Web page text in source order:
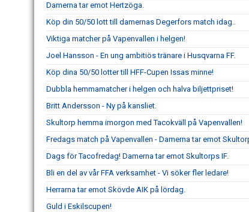
Damerna tar emot Hertzöga.
Köp din 50/50 lott till damernas Degerfors match idag..
Viktiga matcher på Vapenvallen i helgen!
Joel Hansson - En ung ambitiös tränare i Husqvarna FF.
Köp dina 50/50 lotter till HFF-Cupen Issas minne!
Dubbla hemmamatcher i helgen och halva biljettpriset!
Britt Andersson - Ny på kansliet.
Skultorp hemma imorgon med Tacokväll på Vapenvallen!
Fredags match på Vapenvallen - Damerna tar emot
Dags för Tacofredag! Damerna tar emot Skultorps IF.
Bli en del av vår FFA verksamhet - Vi söker fler ledare!
Herrarna tar emot Skövde AIK på lördag.
Guld i Eskilscupen!